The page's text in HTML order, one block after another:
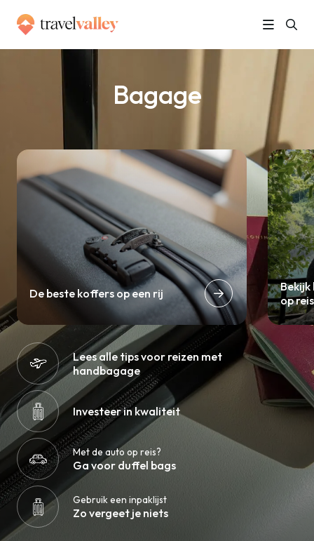
Bagage
De beste koffers op een rij
op reis
Lees alle tips voor reizen met
handbagage
Investeer in kwaliteit
Met de auto op reis?
Ga voor duffel bags
Gebruik een inpaklijst
Zo vergeet je niets